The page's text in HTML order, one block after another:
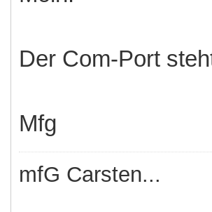
Der Com-Port
Mfg
mfG Carsten...